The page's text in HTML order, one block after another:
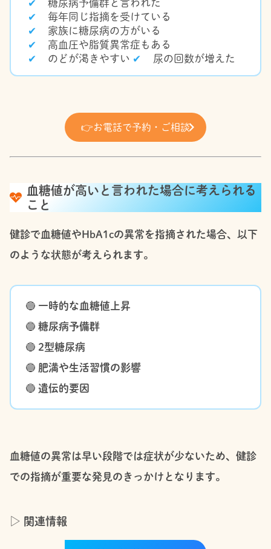
糖尿病予備群と言われた
毎年同じ指摘を受けている
家族に糖尿病の方がいる
高血圧や脂質異常症もある
のどが渇きやすい
尿の回数が増えた
👉お電話で予約・ご相談
血糖値が高いと言われた場合に考えられる
こと
健診で血糖値やHbA1cの異常を指摘された場合、以下
のような状態が考えられます。
🔵 一時的な血糖値上昇
🔵 糖尿病予備群
🔵 2型糖尿病
🔵 肥満や生活習慣の影響
🔵 遺伝的要因
血糖値の異常は早い段階では症状が少ないため、健診
での指摘が重要な発見のきっかけとなります。
▷ 関連情報